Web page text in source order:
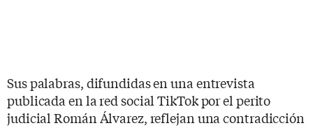
Sus palabras, difundidas en una entrevista
publicada en la red social TikTok por el perito
judicial Román Álvarez, reflejan una contradicción